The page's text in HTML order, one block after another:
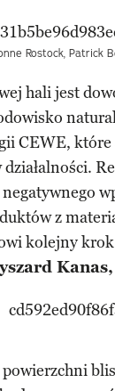
Rostock, Patrick
hali jest
CEWE,
z
kolejny
powierzchni